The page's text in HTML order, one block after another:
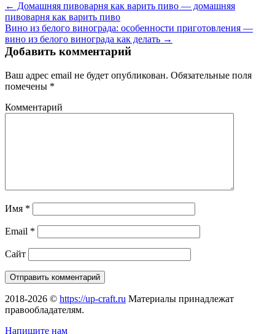
← Домашняя пивоварня как варить пиво — домашняя
пивоварня как варить пиво
Вино из белого винограда: особенности приготовления —
вино из белого винограда как делать →
Добавить комментарий
Ваш адрес email не будет опубликован. Обязательные поля
помечены *
Комментарий
Имя *
Email *
Сайт
2018-2026 © https://up-craft.ru Материалы принадлежат
правообладателям.
Напишите нам